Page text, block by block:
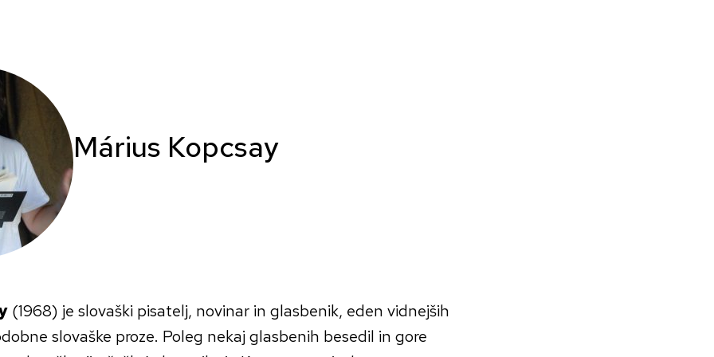
Márius Kopcsay
(1968) je slovaški pisatelj, novinar in glasbenik, eden vidnejših
slovaške proze. Poleg nekaj glasbenih besedil in gore